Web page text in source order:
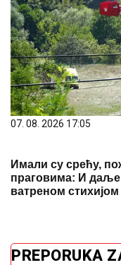
07. 08. 2026 17:05
Имали су срећу,
праговима: И даље
ватреном
PREPORUKA